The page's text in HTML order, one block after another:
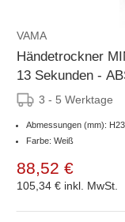
VAMA
Händetrockner
13 Sekunden -
3 - 5 Werktage
Abmessungen (mm):
Farbe: Weiß
88,52 €
105,34 € inkl. MwSt.